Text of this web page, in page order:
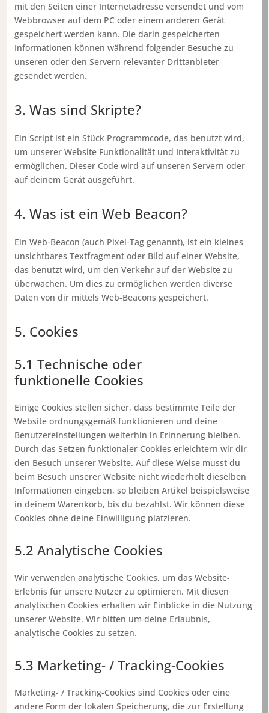
mit den Seiten einer Internetadresse versendet und vom
Webbrowser auf dem PC oder einem anderen Gerät
gespeichert werden kann. Die darin gespeicherten
Informationen können während folgender Besuche zu
unseren oder den Servern relevanter Drittanbieter
gesendet werden.
3. Was sind Skripte?
Ein Script ist ein Stück Programmcode, das benutzt wird,
um unserer Website Funktionalität und Interaktivität zu
ermöglichen. Dieser Code wird auf unseren Servern oder
auf deinem Gerät ausgeführt.
4. Was ist ein Web Beacon?
Ein Web-Beacon (auch Pixel-Tag genannt), ist ein kleines
unsichtbares Textfragment oder Bild auf einer Website,
das benutzt wird, um den Verkehr auf der Website zu
überwachen. Um dies zu ermöglichen werden diverse
Daten von dir mittels Web-Beacons gespeichert.
5. Cookies
5.1 Technische oder
funktionelle Cookies
Einige Cookies stellen sicher, dass bestimmte Teile der
Website ordnungsgemäß funktionieren und deine
Benutzereinstellungen weiterhin in Erinnerung bleiben.
Durch das Setzen funktionaler Cookies erleichtern wir dir
den Besuch unserer Website. Auf diese Weise musst du
beim Besuch unserer Website nicht wiederholt dieselben
Informationen eingeben, so bleiben Artikel beispielsweise
in deinem Warenkorb, bis du bezahlst. Wir können diese
Cookies ohne deine Einwilligung platzieren.
5.2 Analytische Cookies
Wir verwenden analytische Cookies, um das Website-
Erlebnis für unsere Nutzer zu optimieren. Mit diesen
analytischen Cookies erhalten wir Einblicke in die Nutzung
unserer Website. Wir bitten um deine Erlaubnis,
analytische Cookies zu setzen.
5.3 Marketing- / Tracking-Cookies
Marketing- / Tracking-Cookies sind Cookies oder eine
andere Form der lokalen Speicherung, die zur Erstellung